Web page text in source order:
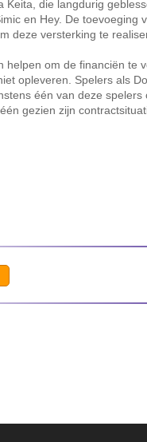
Keita, die langdurig
en Hey. De
deze versterking te
helpen om de financiën te
opleveren. Spelers als
één van deze
gezien zijn